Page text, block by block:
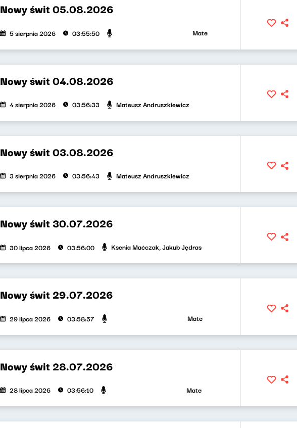
Nowy świt 05.08.2026
5 sierpnia 2026 03:55:50 Mateusz Andruszkiewicz, Zuzanna Iłenda
Nowy świt 04.08.2026
4 sierpnia 2026 03:56:33 Mateusz Andruszkiewicz
Nowy świt 03.08.2026
3 sierpnia 2026 03:56:43 Mateusz Andruszkiewicz
Nowy świt 30.07.2026
30 lipca 2026 03:56:00 Ksenia Maćczak, Jakub Jędras
Nowy świt 29.07.2026
29 lipca 2026 03:58:57 Mateusz Andruszkiewicz, Zuzanna Iłenda
Nowy świt 28.07.2026
28 lipca 2026 03:56:10 Mateusz Andruszkiewicz, Klaudiusz Slezak